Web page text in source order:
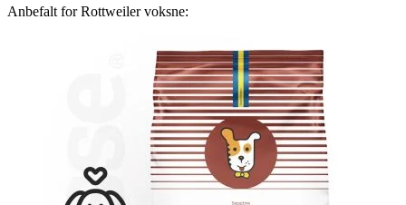
Anbefalt for Rottweiler voksne: